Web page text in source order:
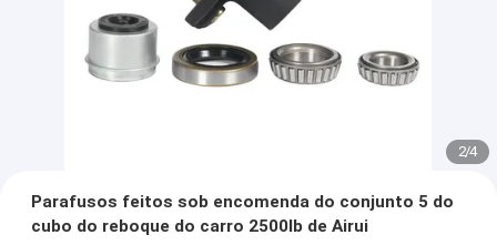
2/4
Parafusos feitos sob encomenda do conjunto 5 do
cubo do reboque do carro 2500lb de Airui